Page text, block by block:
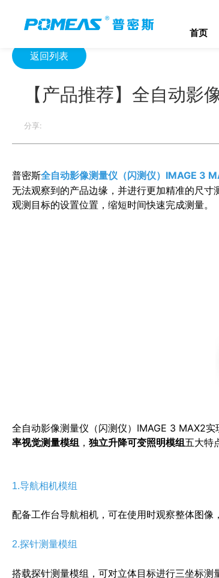
首页
返回列表
【产品推荐】全自动
分享:
普密斯全自动影像测量仪（闪测仪）IMAGE 3
无法观察到的产品边缘， 并进行更加精准的尺寸
观测目标的设置位置，缩短时间快速完成测量。
全自动影像测量仪（闪测仪）IMAGE 3 MAX2
率视觉测量模组， 独立升降可变照明模组五大特
1.导航相机模组
配备工作台导航相机，可在使用时观察整体图像
2.探针测量模组
搭载探针测量模组，可对立体目标进行三坐标测